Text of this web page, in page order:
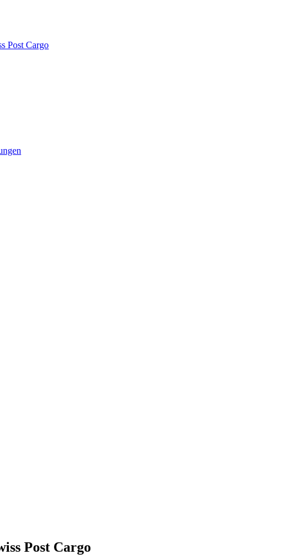
Post Cargo
Post Cargo